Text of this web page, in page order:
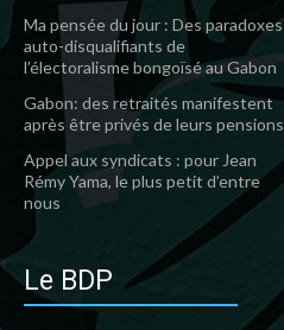
Ma pensée du jour : Des paradoxes
auto-disqualifiants de
l’électoralisme bongoïsé au Gabon
Gabon: des retraités manifestent
après être privés de leurs pensions
Appel aux syndicats : pour Jean
Rémy Yama, le plus petit d’entre
nous
Le BDP